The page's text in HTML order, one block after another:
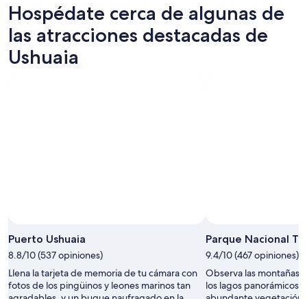
6
-
7
mañana
la
noche,
Ushuaia
este
fin
propiedades
en
Ushuaia
para
Hospédate cerca de algunas de
las atracciones destacadas de
Ushuaia
Puerto Ushuaia
8.8/10 (537 opiniones)
Llena la tarjeta de memoria de tu cámara con
fotos de los pingüinos y leones marinos tan
Parque Nacional
9.4/10 (467 opiniones)
Observa las montañas
los lagos panorámicos